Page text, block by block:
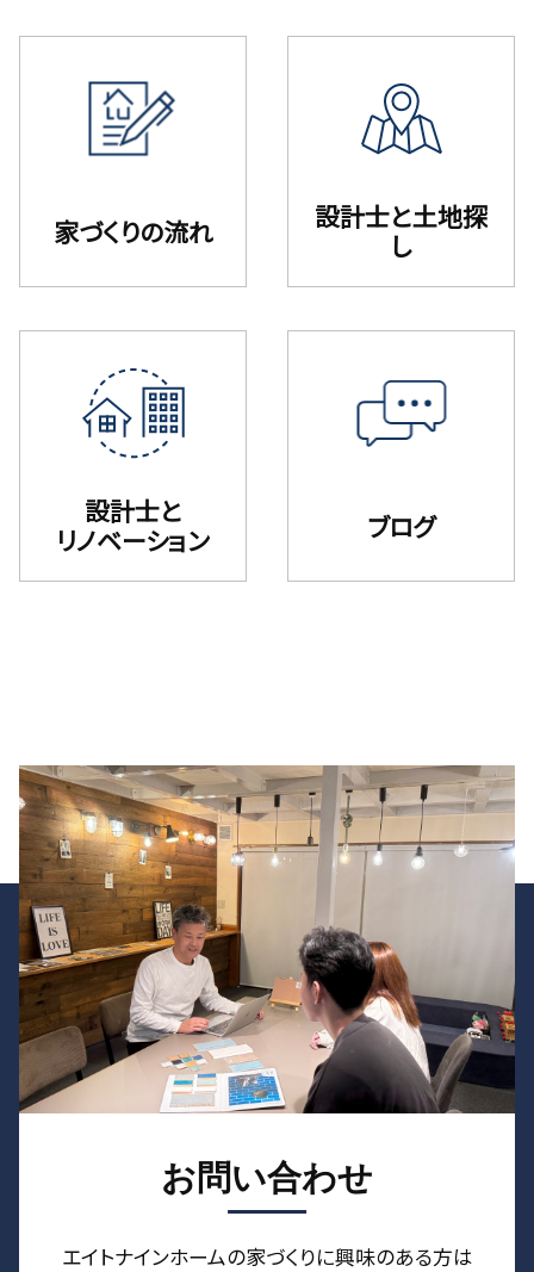
家づくりの流れ
設計⼠と⼟地探
し
設計士と
リノベーション
ブログ
お問い合わせ
エイトナインホームの家づくりに興味のある⽅は